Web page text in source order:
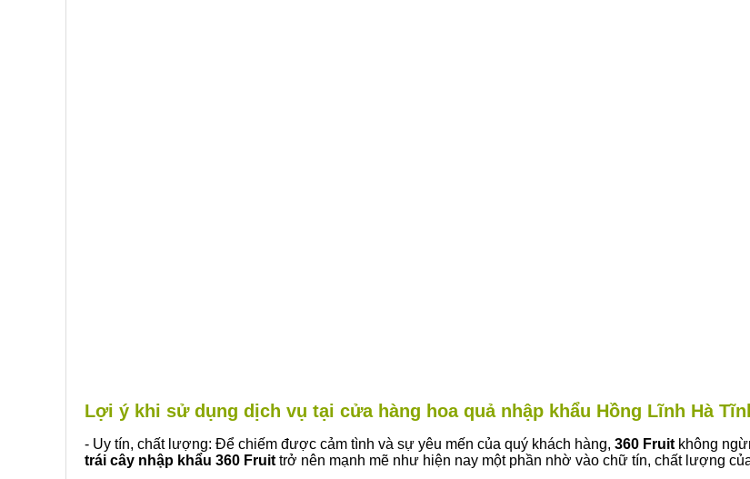
Lợi ý khi sử dụng dịch vụ tại cửa hàng hoa quả nhập khẩu Hồng Lĩnh Hà
- Uy tín, chất lượng: Để chiếm được cảm tình và sự yêu mến của quý khách hàng, 360 Fruit không
trái cây nhập khẩu 360 Fruit trở nên mạnh mẽ như hiện nay một phần nhờ vào chữ tín, chất lượng